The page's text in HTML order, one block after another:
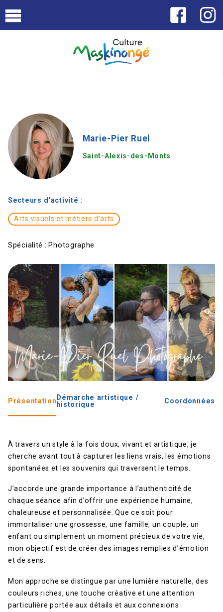
Marie-Pier Ruel
Saint-Alexis-des-Monts
Secteurs d'activité :
Arts visuels et métiers d’arts
Spécialité : Photographe
Présentation Démarche artistique /
historique
Coordonnées
À travers un style à la fois doux, vivant et artistique, je
cherche avant tout à capturer les liens vrais, les émotions
spontanées et les souvenirs qui traversent le temps.
J’accorde une grande importance à l’authenticité de
chaque séance afin d’offrir une expérience humaine,
chaleureuse et personnalisée. Que ce soit pour
immortaliser une grossesse, une famille, un couple, un
enfant ou simplement un moment précieux de votre vie,
mon objectif est de créer des images remplies d’émotion
et de sens.
Mon approche se distingue par une lumière naturelle, des
couleurs riches, une touche créative et une attention
particulière portée aux détails et aux connexions